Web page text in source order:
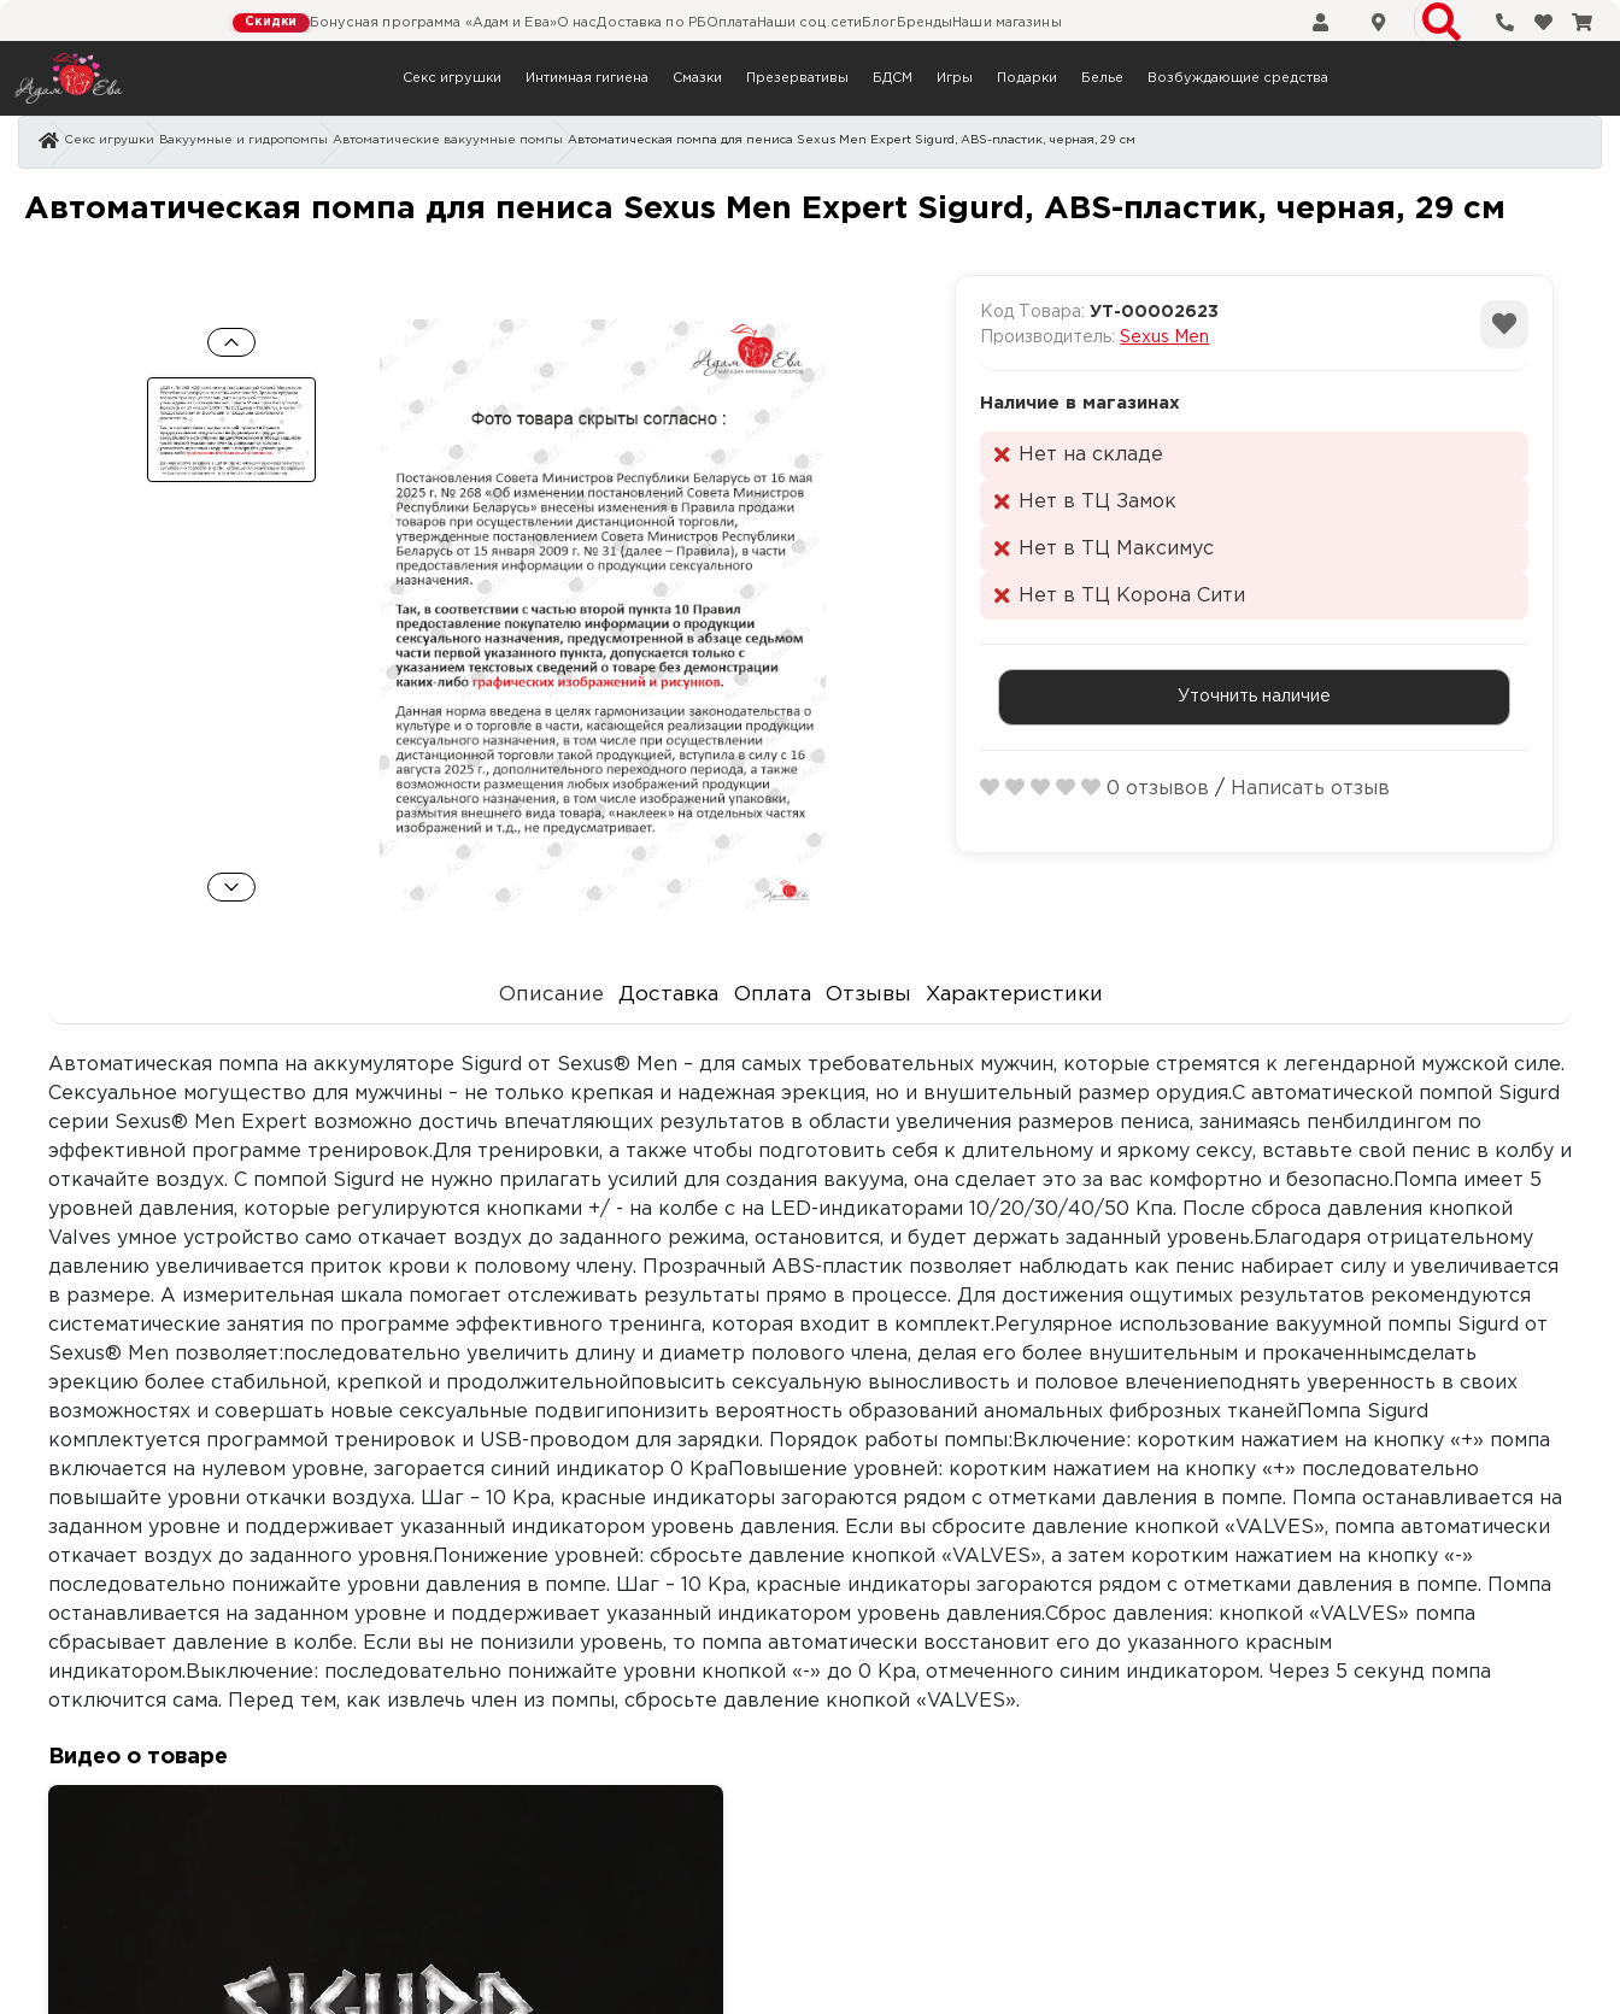
Скидки Бонусная программа «Адам и Ева»О насДоставка по РБ Оплата Наши соц.сети Блог Бренды Наши магазины Телефоны
Секс игрушки Интимная гигиена Смазки Презервативы БДСМ Игры Подарки Белье Возбуждающие средства
Секс игрушки Вакуумные и гидропомпы Автоматические вакуумные помпы Автоматическая помпа для пениса Sexus Men Expert Sigurd, ABS-пластик, черная, 29 см
Автоматическая помпа для пениса Sexus Men Expert Sigurd, ABS-пластик,
Автоматическая помпа для пениса Sexus Men Expert Sigurd, ABS-пластик, черная, 29 см
Код Товара: УТ-00002623
Производитель:Sexus Men
Наличие в магазинах
Нет на складе
Нет в ТЦ Замок
Нет в ТЦ Максимус
Нет в ТЦ Корона Сити
Уточнить наличие
0 отзывов / Написать отзыв
Описание Доставка Оплата Отзывы Характеристики
Автоматическая помпа на аккумуляторе Sigurd от Sexus® Men – для самых требовательных мужчин, которые стремятся к легендарной мужской силе.
Сексуальное могущество для мужчины – не только крепкая и надежная эрекция, но и внушительный размер орудия.С автоматической помпой Sigurd
серии Sexus® Men Expert возможно достичь впечатляющих результатов в области увеличения размеров пениса, занимаясь пенбилдингом по
эффективной программе тренировок.Для тренировки, а также чтобы подготовить себя к длительному и яркому сексу, вставьте свой пенис в колбу и
откачайте воздух. С помпой Sigurd не нужно прилагать усилий для создания вакуума, она сделает это за вас комфортно и безопасно.Помпа имеет 5
уровней давления, которые регулируются кнопками +/ - на колбе с на LED-индикаторами 10/20/30/40/50 Кпа. После сброса давления кнопкой
Valves умное устройство само откачает воздух до заданного режима, остановится, и будет держать заданный уровень.Благодаря отрицательному
давлению увеличивается приток крови к половому члену. Прозрачный ABS-пластик позволяет наблюдать как пенис набирает силу и увеличивается
в размере. А измерительная шкала помогает отслеживать результаты прямо в процессе. Для достижения ощутимых результатов рекомендуются
систематические занятия по программе эффективного тренинга, которая входит в комплект.Регулярное использование вакуумной помпы Sigurd от
Sexus® Men позволяет:последовательно увеличить длину и диаметр полового члена, делая его более внушительным и прокаченнымсделать
эрекцию более стабильной, крепкой и продолжительнойповысить сексуальную выносливость и половое влечениеподнять уверенность в своих
возможностях и совершать новые сексуальные подвигипонизить вероятность образований аномальных фиброзных тканейПомпа Sigurd
комплектуется программой тренировок и USB-проводом для зарядки. Порядок работы помпы:Включение: коротким нажатием на кнопку «+» помпа
включается на нулевом уровне, загорается синий индикатор 0 KpaПовышение уровней: коротким нажатием на кнопку «+» последовательно
повышайте уровни откачки воздуха. Шаг – 10 Kpa, красные индикаторы загораются рядом с отметками давления в помпе. Помпа останавливается на
заданном уровне и поддерживает указанный индикатором уровень давления. Если вы сбросите давление кнопкой «VALVES», помпа автоматически
откачает воздух до заданного уровня.Понижение уровней: сбросьте давление кнопкой «VALVES», а затем коротким нажатием на кнопку «-»
последовательно понижайте уровни давления в помпе. Шаг – 10 Kpa, красные индикаторы загораются рядом с отметками давления в помпе. Помпа
останавливается на заданном уровне и поддерживает указанный индикатором уровень давления.Сброс давления: кнопкой «VALVES» помпа
сбрасывает давление в колбе. Если вы не понизили уровень, то помпа автоматически восстановит его до указанного красным
индикатором.Выключение: последовательно понижайте уровни кнопкой «-» до 0 Kpa, отмеченного синим индикатором. Через 5 секунд помпа
отключится сама. Перед тем, как извлечь член из помпы, сбросьте давление кнопкой «VALVES».
Видео о товаре